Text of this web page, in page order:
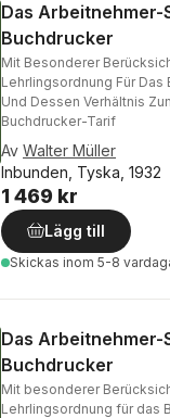
Das
Buchdrucker
Mit Besonderer
Lehrlingsordnung Für
Und Dessen Verhältnis
Buchdrucker-Tarif
Av Walter Müller
Inbunden, Tyska, 1932
1 469 kr
Lägg till
Skickas inom 5-8
Das
Buchdrucker
Mit besonderer
Lehrlingsordnung für das